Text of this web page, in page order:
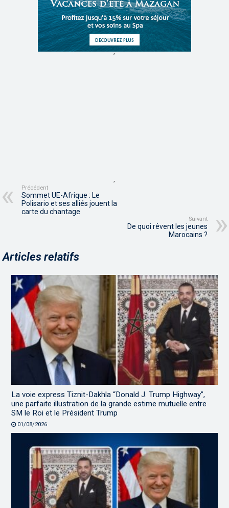
,
,
Précédent
Sommet UE-Afrique : Le
Polisario et ses alliés jouent la
carte du chantage
Suivant
De quoi rêvent les jeunes
Marocains ?
Articles relatifs
La voie express Tiznit-Dakhla “Donald J. Trump Highway”,
une parfaite illustration de la grande estime mutuelle entre
SM le Roi et le Président Trump
01/08/2026